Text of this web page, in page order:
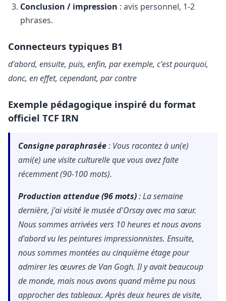
Conclusion / impression : avis personnel, 1-2
phrases.
Connecteurs typiques B1
d'abord, ensuite, puis, enfin, par exemple, c'est pourquoi,
donc, en effet, cependant, par contre
Exemple pédagogique inspiré du format
officiel TCF IRN
Consigne paraphrasée: Vous racontez à un(e)
ami(e) une visite culturelle que vous avez faite
récemment (90-100 mots).
Production attendue (96 mots): La semaine
dernière, j'ai visité le musée d'Orsay avec ma sœur.
Nous sommes arrivées vers 10 heures et nous avons
d'abord vu les peintures impressionnistes. Ensuite,
nous sommes montées au cinquième étage pour
admirer les œuvres de Van Gogh. Il y avait beaucoup
de monde, mais nous avons quand même pu nous
approcher des tableaux. Après deux heures de visite,